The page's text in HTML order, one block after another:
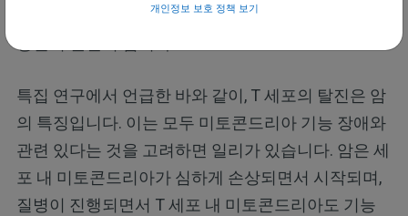
과정에 의존해야 하며, 이는 면역 체계 약화 및 기능
특집 연구에서 언급한 바와 같이, T 세포의 탈진은 암
의 특징입니다. 이는 모두 미토콘드리아 기능 장애와
관련 있다는 것을 고려하면 일리가 있습니다. 암은 세
포 내 미토콘드리아가 심하게 손상되면서 시작되며,
질병이 진행되면서 T 세포 내 미토콘드리아도 기능
개인정보 보호 정책 보기